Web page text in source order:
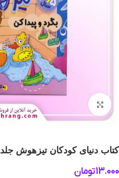
بزرگنمایی تصویر
کتاب دنیای کودکان تیزهوش جلد 3
13.000تومان